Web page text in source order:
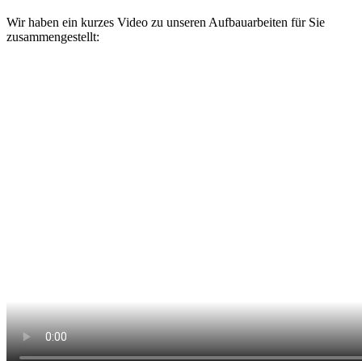
Wir haben ein kurzes Video zu unseren Aufbauarbeiten für Sie
zusammengestellt: